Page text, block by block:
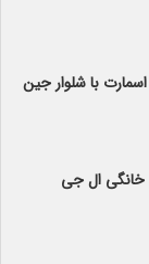
با شلوار جین
خانگی ال جی